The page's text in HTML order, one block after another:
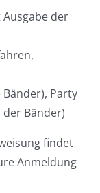
der
Party
Bänder)
findet
Anmeldung